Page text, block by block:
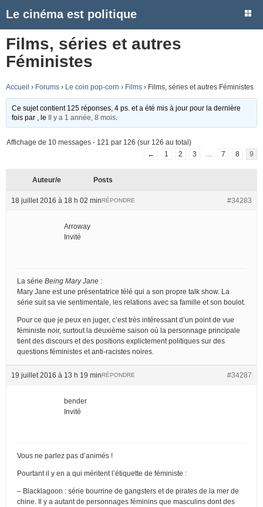
Le cinéma est politique
Films, séries et autres
Féministes
Accueil › Forums › Le coin pop-corn › Films › Films, séries et autres Féministes
Ce sujet contient 125 réponses, 4 ps. et a été mis à jour pour la dernière
fois par
, le Il y a 1 année, 8 mois
Affichage de 10 messages - 121 par 126 (sur 126 au total)
←
1 2 3 7 8 9
Auteur/e Posts
18 juillet 2016 à 18 h 02 min #34283
RÉPONDRE
Arroway
Invité
La série Being Mary Jane :
Mary Jane est une présentatrice télé qui a son propre talk show. La
série suit sa vie sentimentale, les relations avec sa famille et son boulot.
Pour ce que je peux en juger, c’est très intéressant d’un point de vue
féministe noir, surtout la deuxième saison où la personnage principale
tient des discours et des positions explictement politiques sur des
questions féministes et anti-racistes noires.
19 juillet 2016 à 13 h 19 min #34287
RÉPONDRE
bender
Invité
Vous ne parlez pas d’animés !
Pourtant il y en a qui méritent l’étiquette de féministe :
– Blacklagoon : série bourrine de gangsters et de pirates de la mer de
chine. Il y a autant de personnages féminins que masculins dont des